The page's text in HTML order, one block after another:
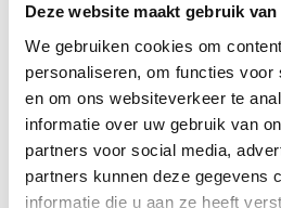
Deze website maakt gebruik
We gebruiken cookies om
personaliseren, om functies voor
en om ons websiteverkeer te
informatie over uw gebruik van
partners voor social media,
partners kunnen deze gegevens
informatie die u aan ze heeft
Amsterdam
Breda
Den Bosch
Doetinchem
Duiven